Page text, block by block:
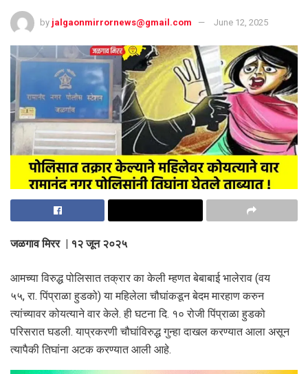
by jalgaonmirrornews@gmail.com June 12, 2025
जळगाव मिरर | १२ जून २०२५
आमच्या विरुद्ध पोलिसात तक्रार का केली म्हणत बेबाबाई भालेराव (वय
५५, रा. पिंप्राळा हुडको) या महिलेला चौघांकडून बेदम मारहाण करुन
त्यांच्यावर कोयत्याने वार केले. ही घटना दि. १० रोजी पिंप्राळा हुडको
परिसरात घडली. याप्रकरणी चौघांविरुद्ध गुन्हा दाखल करण्यात आला असून
त्यापैकी तिघांना अटक करण्यात आली आहे.